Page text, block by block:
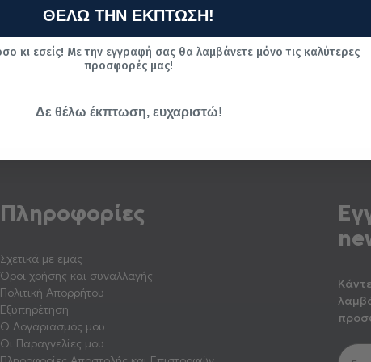
Πληροφορίες
Σχετικά με εμάς
Όροι χρήσης και συναλλαγής
Πολιτική Απορρήτου
Εξυπηρέτηση
Ο Λογαριασμός μου
Οι Παραγγελίες μου
ΘΕΛΩ ΤΗΝ ΕΚΠΤΩΣΗ!
κι εσείς! Με την εγγραφή σας θα λαμβάνετε μόνο τις καλύτερες
προσφορές μας!
Δε θέλω έκπτωση, ευχαριστώ!